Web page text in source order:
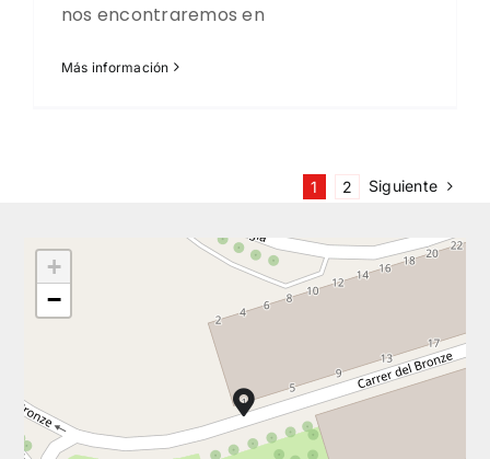
nos encontraremos en
Más información
1 2 Siguiente
+
−